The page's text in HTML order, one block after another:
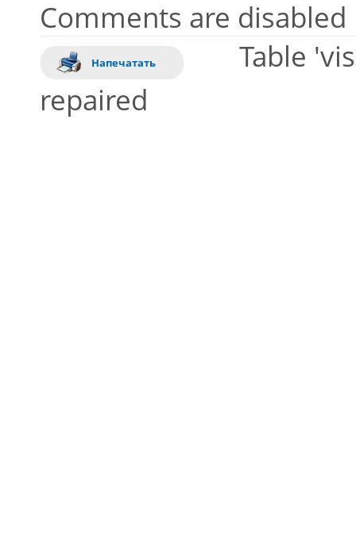
Comments are disabled
Напечатать
Table
repaired